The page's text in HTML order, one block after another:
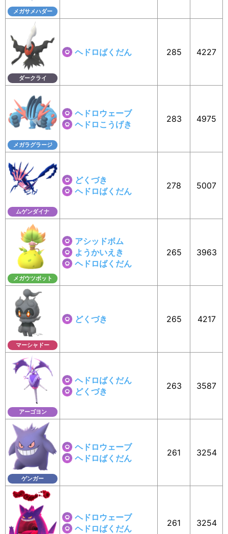
メガサメハダー
ダークライ
ヘドロばくだん 285 4227
メガラグラージ
ヘドロウェーブ
ヘドロこうげき
283 4975
ムゲンダイナ
どくづき
ヘドロばくだん
278 5007
メガウツボット
アシッドボム
ようかいえき
ヘドロばくだん
265 3963
マーシャドー
どくづき 265 4217
アーゴヨン
ヘドロばくだん
どくづき
263 3587
ゲンガー
ヘドロウェーブ
ヘドロばくだん
261 3254
ヘドロウェーブ
ヘドロばくだん
261 3254